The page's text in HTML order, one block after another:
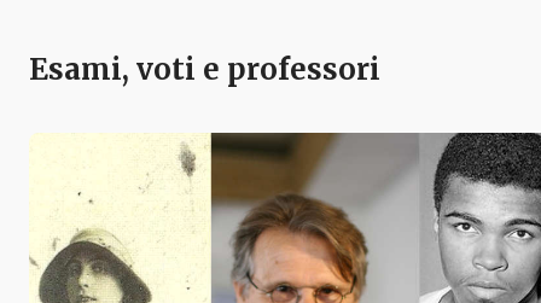
Esami, voti e professori